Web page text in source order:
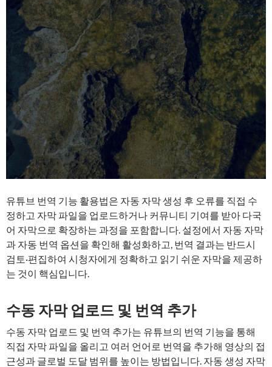
유튜브 번역 기능 활용법은 자동 자막 생성 후 오류를 직접 수
정하고 자막 파일을 업로드하거나 커뮤니티 기여를 받아 다국
어 자막으로 확장하는 과정을 포함합니다. 설정에서 자동 자막
과 자동 번역 옵션을 확인해 활성화하고, 번역 결과는 반드시
검토·편집하여 시청자에게 정확하고 읽기 쉬운 자막을 제공하
는 것이 핵심입니다.
수동 자막 업로드 및 번역 추가
수동 자막 업로드 및 번역 추가는 유튜브의 번역 기능을 통해
직접 자막 파일을 올리고 여러 언어로 번역을 추가해 영상의 접
근성과 글로벌 도달 범위를 높이는 방법입니다. 자동 생성 자막